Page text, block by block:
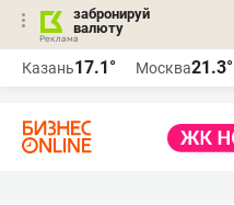
забронируй
валюту
Казань17.1° Москва21.3°